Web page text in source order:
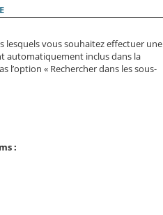
lesquels vous souhaitez effectuer une
automatiquement inclus dans la
l’option « Rechercher dans les sous-
: